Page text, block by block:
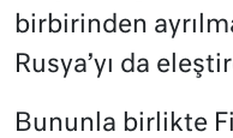
birbirinden
Rusya’yı da
Bununla birlikte